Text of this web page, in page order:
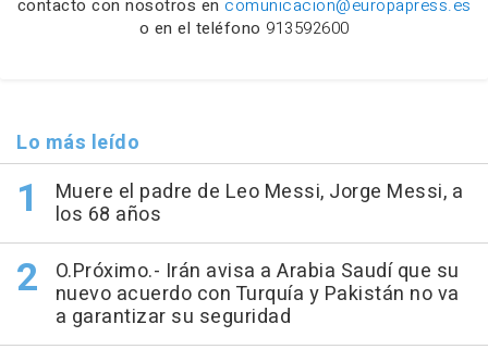
contacto con nosotros en comunicacion@europapress.es
o en el teléfono 913592600
Lo más leído
Muere el padre de Leo Messi, Jorge Messi, a
los 68 años
O.Próximo.- Irán avisa a Arabia Saudí que su
nuevo acuerdo con Turquía y Pakistán no va
a garantizar su seguridad